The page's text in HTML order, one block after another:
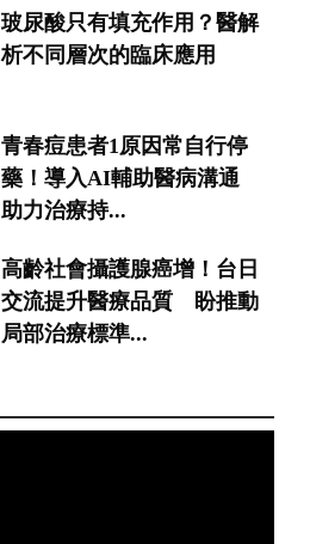
玻尿酸只有填充作用？醫解
析不同層次的臨床應用
青春痘患者1原因常自行停
藥！導入AI輔助醫病溝通
助力治療持...
高齡社會攝護腺癌增！台日
交流提升醫療品質 盼推動
局部治療標準...